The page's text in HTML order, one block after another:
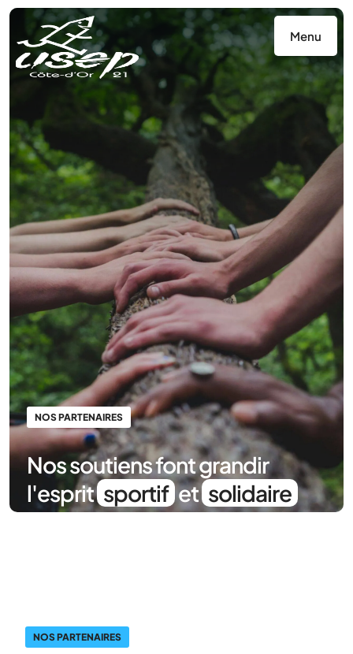
Menu
NOS PARTENAIRES
Nos soutiens font grandir
l'esprit sportif et solidaire
NOS PARTENAIRES
Panneau de gestion des cookies